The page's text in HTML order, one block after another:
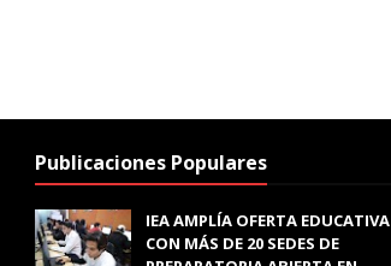
Publicaciones Populares
IEA AMPLÍA OFERTA EDUCATIVA
CON MÁS DE 20 SEDES DE